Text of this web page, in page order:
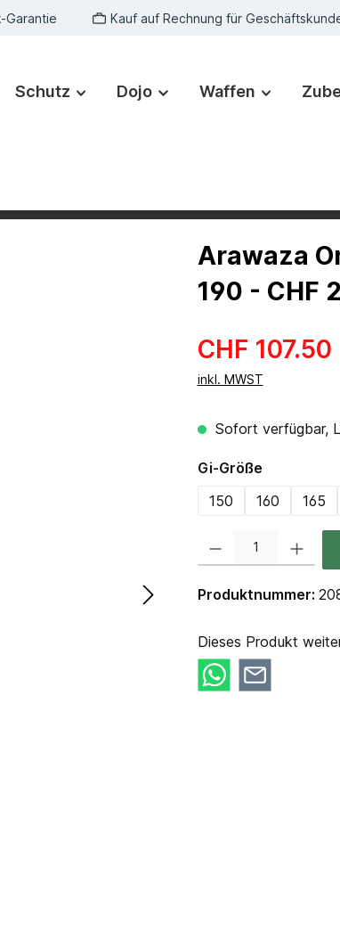
Garantie Kauf auf Rechnung für
Schutz Dojo Waffen
Arawaza
190 - CHF
CHF 107.50
inkl. MWST
Sofort verfügbar,
Gi-Größeauswählen
150
160 165
Produktnummer:
Dieses Produkt